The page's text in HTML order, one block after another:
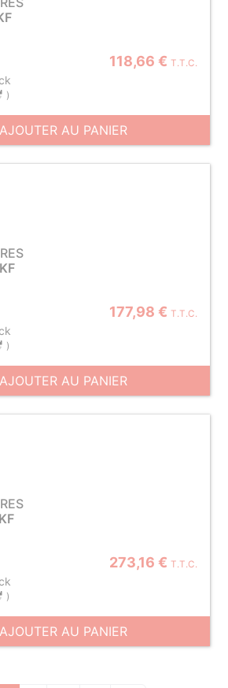
118,66 € T.T.C.
)
AJOUTER AU PANIER
177,98 € T.T.C.
)
AJOUTER AU PANIER
273,16 € T.T.C.
)
AJOUTER AU PANIER